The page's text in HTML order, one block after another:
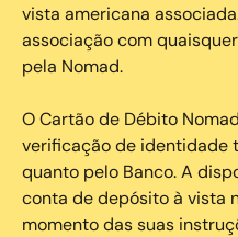
vista americana
associação com
pela Nomad.
O Cartão de Débito
verificação de identidade
quanto pelo Banco. A
conta de depósito à vista
momento das suas